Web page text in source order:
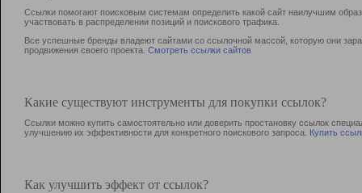
Ссылки помогают поисковым системам определить какой сайт наилучшим
участвовать в раcпределении позиций и поискового трафика.
Все успешные бренды владеют сайтами со ссылочной массой, которую они
продвижения своего проекта. Смотреть ссылки сайтов
Какие существуют инструменты для покупки ссылок?
Ссылки можно купить самостоятельно или доверить простановку ссылок
улучшению их эффективности для конкретного поискового запроса. Купить
Как улучшить эффект от ссылок?